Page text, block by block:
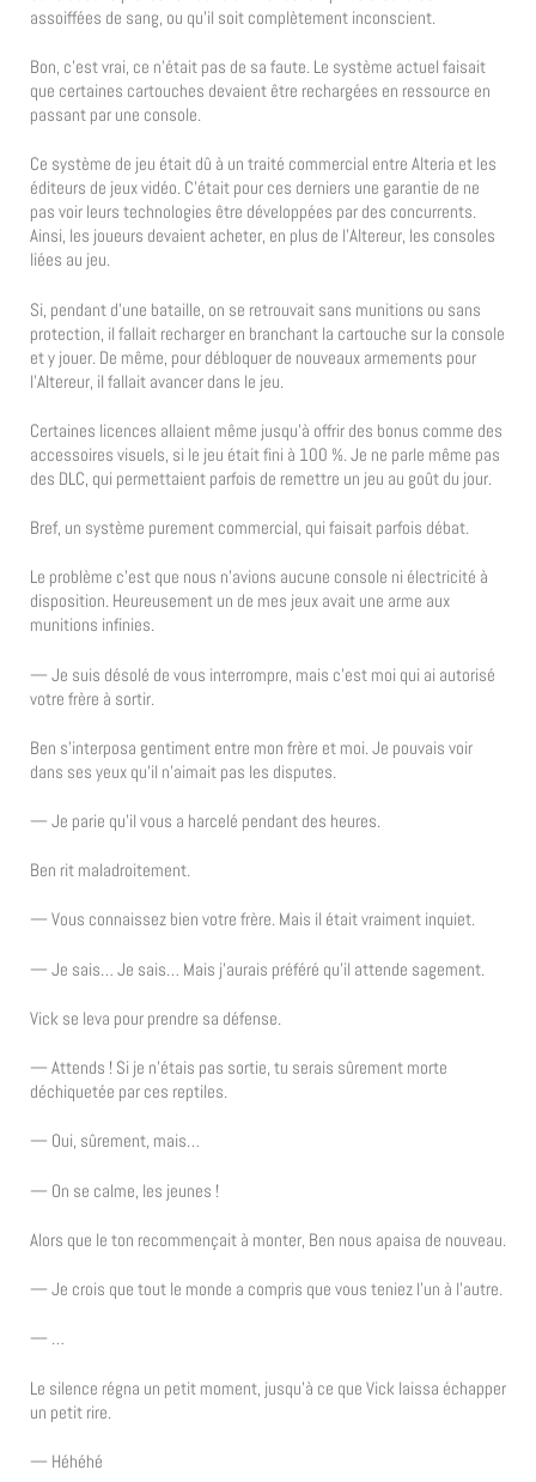
assoiffées de sang, ou qu’il soit complètement inconscient.
Bon, c’est vrai, ce n’était pas de sa faute. Le système actuel faisait
que certaines cartouches devaient être rechargées en ressource en
passant par une console.
Ce système de jeu était dû à un traité commercial entre Alteria et les
éditeurs de jeux vidéo. C’était pour ces derniers une garantie de ne
pas voir leurs technologies être développées par des concurrents.
Ainsi, les joueurs devaient acheter, en plus de l’Altereur, les consoles
liées au jeu.
Si, pendant d’une bataille, on se retrouvait sans munitions ou sans
protection, il fallait recharger en branchant la cartouche sur la console
et y jouer. De même, pour débloquer de nouveaux armements pour
l’Altereur, il fallait avancer dans le jeu.
Certaines licences allaient même jusqu’à offrir des bonus comme des
accessoires visuels, si le jeu était fini à 100 %. Je ne parle même pas
des DLC, qui permettaient parfois de remettre un jeu au goût du jour.
Bref, un système purement commercial, qui faisait parfois débat.
Le problème c’est que nous n’avions aucune console ni électricité à
disposition. Heureusement un de mes jeux avait une arme aux
munitions infinies.
— Je suis désolé de vous interrompre, mais c’est moi qui ai autorisé
votre frère à sortir.
Ben s’interposa gentiment entre mon frère et moi. Je pouvais voir
dans ses yeux qu’il n’aimait pas les disputes.
— Je parie qu’il vous a harcelé pendant des heures.
Ben rit maladroitement.
— Vous connaissez bien votre frère. Mais il était vraiment inquiet.
— Je sais… Je sais… Mais j’aurais préféré qu’il attende sagement.
Vick se leva pour prendre sa défense.
— Attends ! Si je n’étais pas sortie, tu serais sûrement morte
déchiquetée par ces reptiles.
— Oui, sûrement, mais…
— On se calme, les jeunes !
Alors que le ton recommençait à monter, Ben nous apaisa de nouveau.
— Je crois que tout le monde a compris que vous teniez l’un à l’autre.
— …
Le silence régna un petit moment, jusqu’à ce que Vick laissa échapper
un petit rire.
— Héhéhé